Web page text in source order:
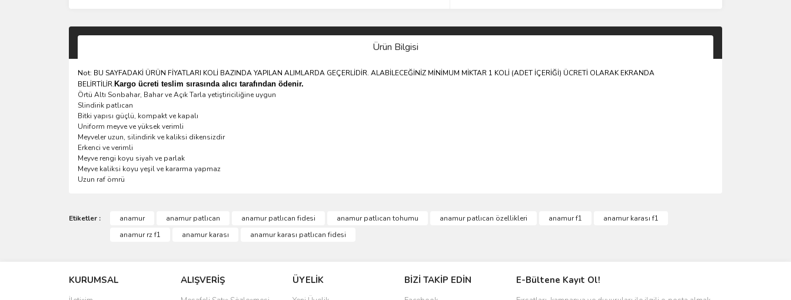
Ürün Bilgisi
Not: BU SAYFADAKİ ÜRÜN FİYATLARI KOLİ BAZINDA YAPILAN ALIMLARDA GEÇERLİDİR. ALABİLECEĞİNİZ MİNİMUM MİKTAR 1 KOLİ (ADET İÇERİĞİ) ÜCRETİ OLARAK EKRANDA
BELİRTİLİR.Kargo ücreti teslim sırasında alıcı tarafından ödenir.
Örtü Altı Sonbahar, Bahar ve Açık Tarla yetiştiriciliğine uygun
Slindirik patlıcan
Bitki yapısı güçlü, kompakt ve kapalı
Uniform meyve ve yüksek verimli
Meyveler uzun, silindirik ve kaliksi dikensizdir
Erkenci ve verimli
Meyve rengi koyu siyah ve parlak
Meyve kaliksi koyu yeşil ve kararma yapmaz
Uzun raf ömrü
Etiketler : anamur anamur patlıcan anamur patlıcan fidesi anamur patlıcan tohumu anamur patlıcan özellikleri anamur f1
anamur karası f1
anamur rz f1
anamur karası anamur karası patlıcan fidesi
KURUMSAL ALIŞVERİŞ ÜYELİK BİZİ TAKİP EDİN E-Bültene Kayıt Ol!